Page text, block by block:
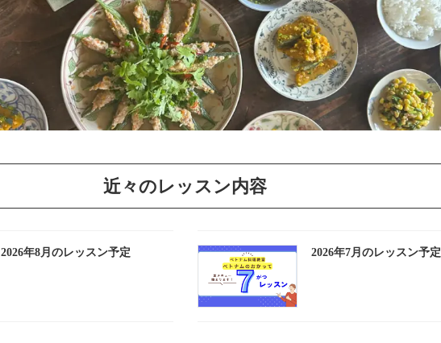
近々のレッスン内容
2026年8月のレッスン予定 2026年7月のレッスン予定